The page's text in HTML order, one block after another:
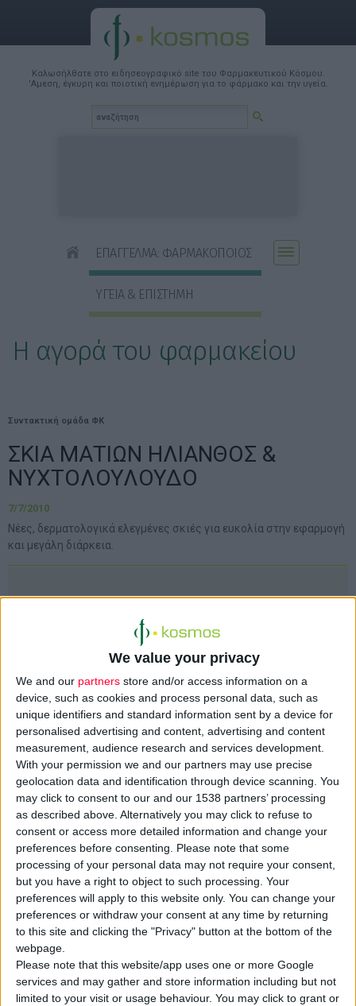
We value your privacy
We and our partners store and/or access information on a
device, such as cookies and process personal data, such as
unique identifiers and standard information sent by a device for
personalised advertising and content, advertising and content
measurement, audience research and services development.
With your permission we and our partners may use precise
geolocation data and identification through device scanning. You
may click to consent to our and our 1538 partners’ processing
as described above. Alternatively you may click to refuse to
consent or access more detailed information and change your
preferences before consenting.
Please note that some
processing of your personal data may not require your consent,
but you have a right to object to such processing. Your
preferences will apply to this website only. You can change your
preferences or withdraw your consent at any time by returning
to this site and clicking the "Privacy" button at the bottom of the
webpage.
Please note that this website/app uses one or more Google
services and may gather and store information including but not
limited to your visit or usage behaviour. You may click to grant or
Καλωσήλθατε στο ειδησεογραφικό site του Φαρμακευτικού Κόσμου.
'Αμεση, έγκυρη και ποιοτική ενημέρωση για το φάρμακο και την υγεία.
ΕΠΑΓΓΕΛΜΑ: ΦΑΡΜΑΚΟΠΟΙΟΣ
ΥΓΕΙΑ & ΕΠΙΣΤΗΜΗ
Η αγορά του φαρμακείου
Συντακτική ομάδα ΦΚ
ΣΚΙΑ ΜΑΤΙΩΝ ΗΛΙΑΝΘΟΣ &
ΝΥΧΤΟΛΟΥΛΟΥΔΟ
7/7/2010
Νέες, δερµατολογικά ελεγµένες σκιές για ευκολία στην εφαρµογή
και µεγάλη διάρκεια.
Η Kορρές παρουσιάζει δεκαέξι νέες αποχρώσεις στη
σειρά σκιών Ηλίανθος & Νυχτολούλουδο, που
«ζωντανεύουν» κάθε look, είτε πρόκειται για καλοκαιρινό
βλέµµα σε παστέλ τόνους, είτε για διακριτικό nude, είτε
για κλασικό smokey eyes.
Οι σκιές Ηλίανθος & Νυχτολούλουδο κυκλοφορούν πλέον σε
21 συνολικά αποχρώσεις, προσφέροντας ένα σταθερό,
λαµπερό χρώµα. Η σύνθεσή τους βασίζεται σε συστατικά
φυσικής και βοτανικής προέλευσης, απόλυτα συµβατά µε την
ευαίσθητη επιδερµίδα των βλεφάρων. Παράλληλα, δεν